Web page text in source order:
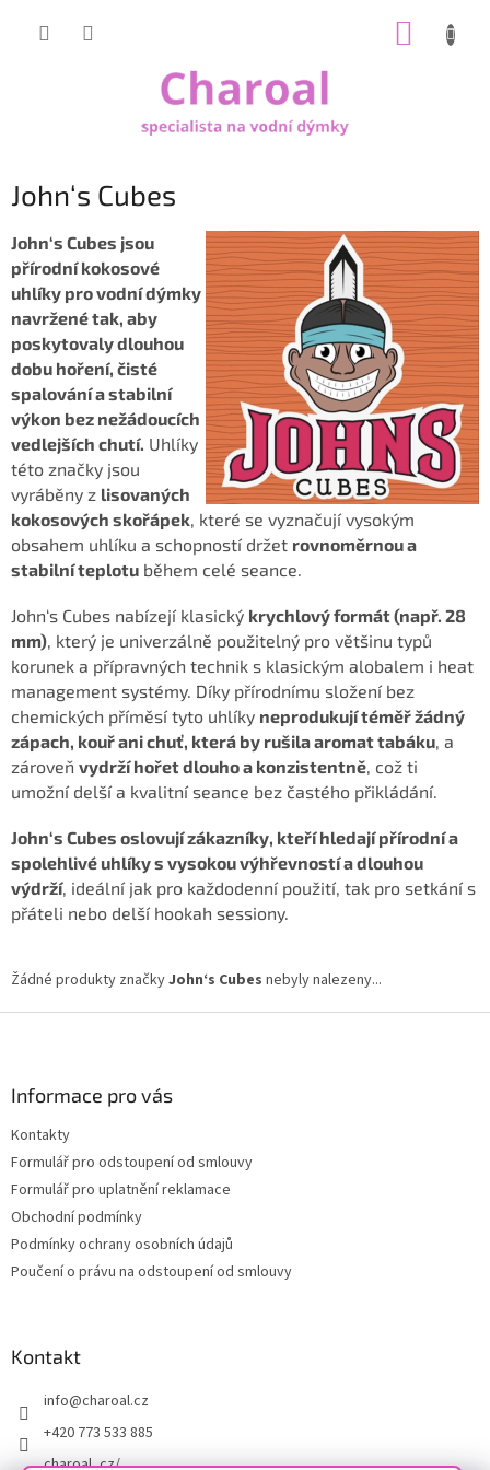
John‘s Cubes
John‘s Cubes jsou
přírodní kokosové
uhlíky pro vodní dýmky
navržené tak, aby
poskytovaly dlouhou
dobu hoření, čisté
spalování a stabilní
výkon bez nežádoucích
vedlejších chutí. Uhlíky
této značky jsou
vyráběny z lisovaných
kokosových skořápek, které se vyznačují vysokým
obsahem uhlíku a schopností držet rovnoměrnou a
stabilní teplotu během celé seance.
John‘s Cubes nabízejí klasický krychlový formát (např. 28
mm), který je univerzálně použitelný pro většinu typů
korunek a přípravných technik s klasickým alobalem i heat
management systémy. Díky přírodnímu složení bez
chemických příměsí tyto uhlíky neprodukují téměř žádný
zápach, kouř ani chuť, která by rušila aromat tabáku, a
zároveň vydrží hořet dlouho a konzistentně, což ti
umožní delší a kvalitní seance bez častého přikládání.
John‘s Cubes oslovují zákazníky, kteří hledají přírodní a
spolehlivé uhlíky s vysokou výhřevností a dlouhou
výdrží, ideální jak pro každodenní použití, tak pro setkání s
přáteli nebo delší hookah sessiony.
Žádné produkty značkyJohn‘s Cubes nebyly nalezeny...
Informace pro vás
Kontakty
Formulář pro odstoupení od smlouvy
Formulář pro uplatnění reklamace
Obchodní podmínky
Podmínky ochrany osobních údajů
Poučení o právu na odstoupení od smlouvy
Kontakt
info@charoal.cz
+420 773 533 885
charoal_cz/